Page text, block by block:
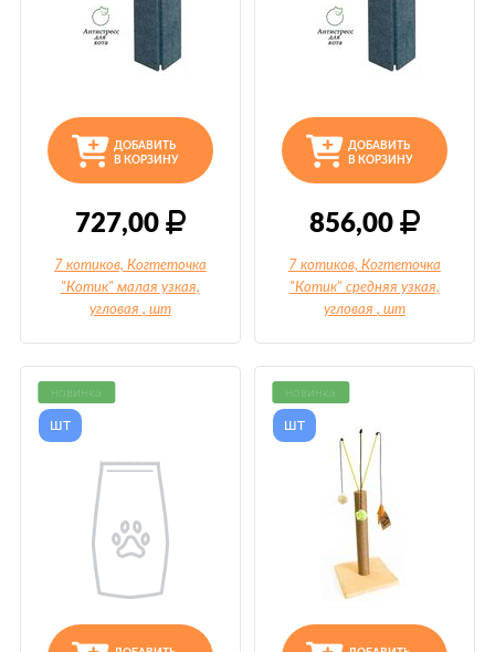
ДОБАВИТЬ
В КОРЗИНУ
727,00
7 котиков, Когтеточка
"Котик" малая узкая,
угловая , шт
ДОБАВИТЬ
В КОРЗИНУ
856,00
7 котиков, Когтеточка
"Котик" средняя узкая,
угловая , шт
новинка
шт
новинка
шт